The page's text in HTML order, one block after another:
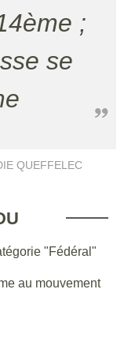
;
se
QUEFFELEC
"Fédéral"
au mouvement